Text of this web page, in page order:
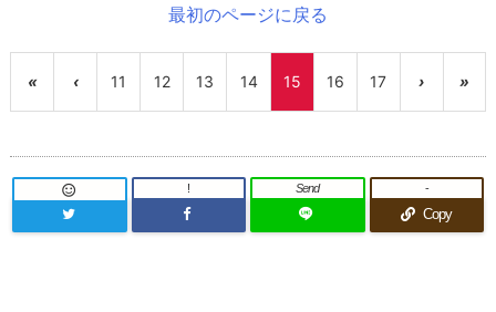
最初のページに戻る
« ‹ 11 12 13 14 15 16 17 › »
 ! Send
Copy
-